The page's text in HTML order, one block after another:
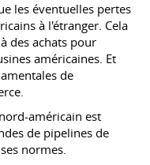
les éventuelles pertes
à l'étranger. Cela
des achats pour
américaines. Et
de
américain est
de pipelines de
normes.